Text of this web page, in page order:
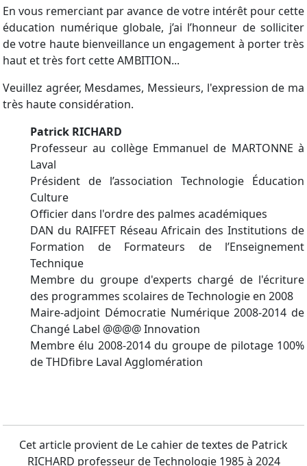
En vous remerciant par avance de votre intérêt pour cette
éducation numérique globale, j’ai l’honneur de solliciter
de votre haute bienveillance un engagement à porter très
haut et très fort cette AMBITION...
Veuillez agréer, Mesdames, Messieurs, l'expression de ma
très haute considération.
Patrick RICHARD
Professeur au collège Emmanuel de MARTONNE à
Laval
Président de l’association Technologie Éducation
Culture
Officier dans l'ordre des palmes académiques
DAN du RAIFFET Réseau Africain des Institutions de
Formation de Formateurs de l’Enseignement
Technique
Membre du groupe d'experts chargé de l'écriture
des programmes scolaires de Technologie en 2008
Maire-adjoint Démocratie Numérique 2008-2014 de
Changé Label @@@@ Innovation
Membre élu 2008-2014 du groupe de pilotage 100%
de THDfibre Laval Agglomération
Cet article provient de Le cahier de textes de Patrick
RICHARD professeur de Technologie 1985 à 2024